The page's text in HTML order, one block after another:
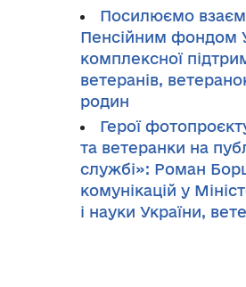
Посилюємо
Пенсійним фондом
комплексної
ветеранів,
родин
Герої
та ветеранки на
службі»: Роман
комунікацій у
і науки України,